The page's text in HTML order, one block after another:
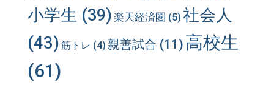
小学生 (39) 楽天経済圏 (5) 社会人
(43) 筋トレ (4) 親善試合 (11) 高校生
(61)